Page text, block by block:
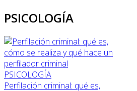
PSICOLOGÍA
PSICOLOGÍA
Perfilación criminal: qué es,